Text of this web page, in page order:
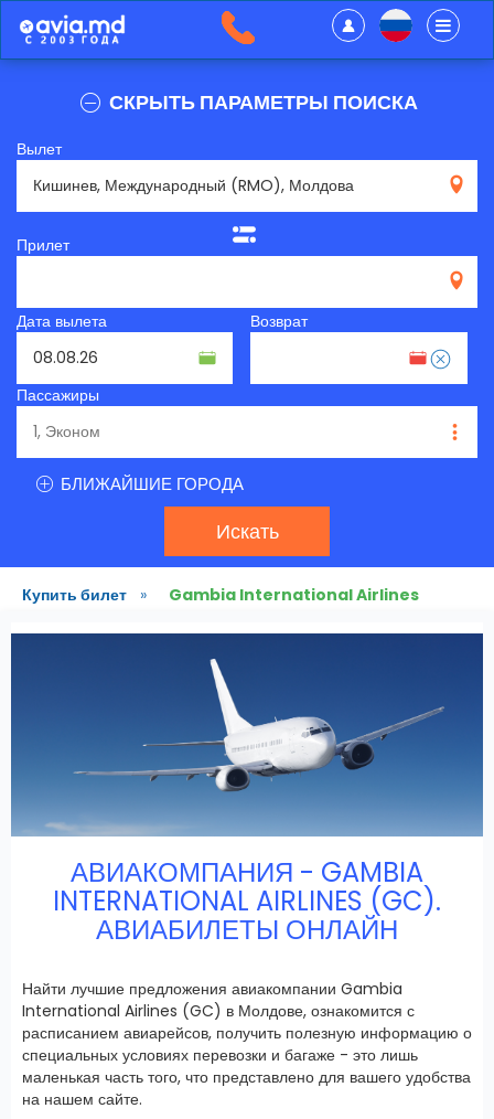
СКРЫТЬ ПАРАМЕТРЫ ПОИСКА
Вылет
Прилет
Дата вылета Возврат
Пассажиры
БЛИЖАЙШИЕ ГОРОДА
Искать
Купить билет » Gambia International Airlines
АВИАКОМПАНИЯ - GAMBIA
INTERNATIONAL AIRLINES (GC).
АВИАБИЛЕТЫ ОНЛАЙН
Найти лучшие предложения авиакомпании Gambia
International Airlines (GC) в Молдове, ознакомится с
расписанием авиарейсов, получить полезную информацию о
специальных условиях перевозки и багаже - это лишь
маленькая часть того, что представлено для вашего удобства
на нашем сайте.